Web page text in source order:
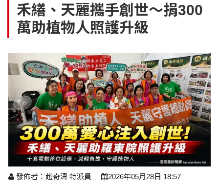
府會議題
街坊大小事
交通警消
地方大小事
校園動態
原住民動態
軍事新聞
立法院
黨政新聞
選舉新聞
總統大選
縣市長選舉
議員民代選舉
鄉鎮長村里長選舉
五合一選舉
溫馨關懷
公益行善
溫馨關懷
民俗薪傳
藝文展覽
專題講座
話說文史
水色流光映城東～名家齊聚展藝風
時尚你我他
休閒旅遊
時尚行業
美食料理
景點介紹
醫療養生
醫藥新訊
衞生保健
【博愛醫療公益服務隊】專欄
產業科技
科技新知
產業招商
求職徵才
我要爆料
網友爆料
檢舉投訴
活動專頁
讀者投稿
網;詳洽各記者或聯繫：0910-259565洽詢。
禾繕、天麗攜手創世～捐300
萬助植物人照護升級
發佈者：趙奇濤 特派員 2026年05月28日 18:57